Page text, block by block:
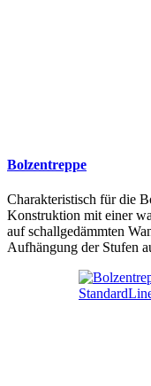
Bolzentreppe
Charakteristisch für die
Konstruktion mit einer
auf schallgedämmten
Aufhängung der Stufen